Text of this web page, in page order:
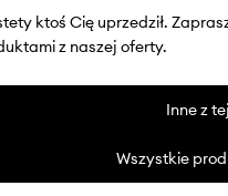
ktoś Cię uprzedził.
z naszej oferty.
Inne z
Wszystkie